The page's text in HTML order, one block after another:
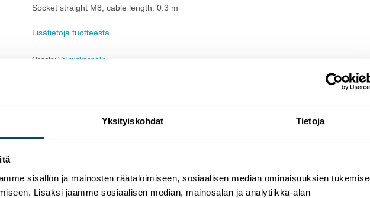
Yksityiskohdat Tietoja
sisällön ja mainosten räätälöimiseen, sosiaalisen median ominaisuuksien
Lisäksi jaamme sosiaalisen median, mainosalan ja analytiikka-alan
Socket straight M8, cable length: 0.3 m
Lisätietoja tuotteesta
Osasto: Valmiskaapelit
Add to
wishlist
Add to
wishlist